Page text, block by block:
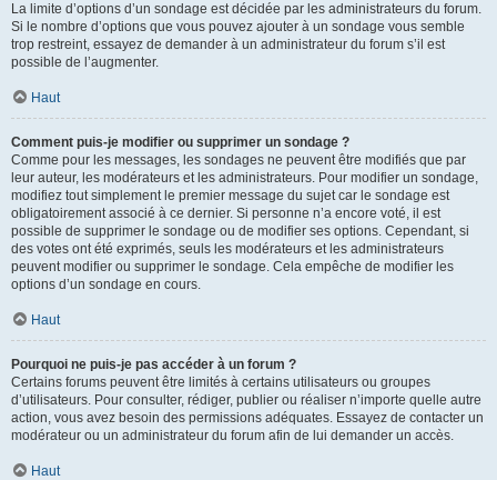
La limite d’options d’un sondage est décidée par les administrateurs du forum.
Si le nombre d’options que vous pouvez ajouter à un sondage vous semble
trop restreint, essayez de demander à un administrateur du forum s’il est
possible de l’augmenter.
Haut
Comment puis-je modifier ou supprimer un sondage ?
Comme pour les messages, les sondages ne peuvent être modifiés que par
leur auteur, les modérateurs et les administrateurs. Pour modifier un sondage,
modifiez tout simplement le premier message du sujet car le sondage est
obligatoirement associé à ce dernier. Si personne n’a encore voté, il est
possible de supprimer le sondage ou de modifier ses options. Cependant, si
des votes ont été exprimés, seuls les modérateurs et les administrateurs
peuvent modifier ou supprimer le sondage. Cela empêche de modifier les
options d’un sondage en cours.
Haut
Pourquoi ne puis-je pas accéder à un forum ?
Certains forums peuvent être limités à certains utilisateurs ou groupes
d’utilisateurs. Pour consulter, rédiger, publier ou réaliser n’importe quelle autre
action, vous avez besoin des permissions adéquates. Essayez de contacter un
modérateur ou un administrateur du forum afin de lui demander un accès.
Haut